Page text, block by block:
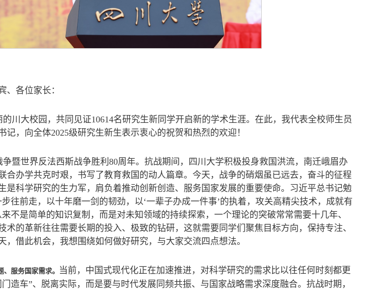
、各位家长：
川大校园，共同见证10614名研究生新同学开启新的学术生涯。在此，我代表全校师生员
记，向全体2025级研究生新生表示衷心的祝贺和热烈的欢迎！
暨世界反法西斯战争胜利80周年。抗战期间，四川大学积极投身救国洪流，南迁峨眉办
合办学共克时艰，书写了教育救国的动人篇章。今天，战争的硝烟虽已远去，奋斗的征程
是科学研究的生力军，肩负着推动创新创造、服务国家发展的重要使命。习近平总书记勉
往前走，以十年磨一剑的韧劲，以‘一辈子办成一件事’的执着，攻关高精尖技术，成就有
不是简单的知识复制，而是对未知领域的持续探索，一个理论的突破常常需要十几年、
术的革新往往需要长期的投入、极致的钻研，这就需要同学们聚焦目标方向，保持专注、
，借此机会，我想围绕如何做好研究，与大家交流四点想法。
服务国家需求。
当前，中国式现代化正在加速推进，对科学研究的需求比以往任何时刻都更
造车”、脱离实际，而是要与时代发展同频共振、与国家战略需求深度融合。抗战时期，